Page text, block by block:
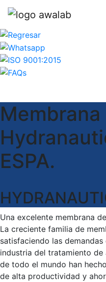
Membrana
ESPA.
Una excelente membrana
La creciente familia de
satisfaciendo las
industria del tratamiento de
de todo el mundo han
de alta productividad y